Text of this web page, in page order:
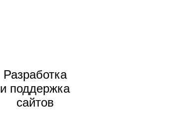
Разработка
и поддержка
сайтов